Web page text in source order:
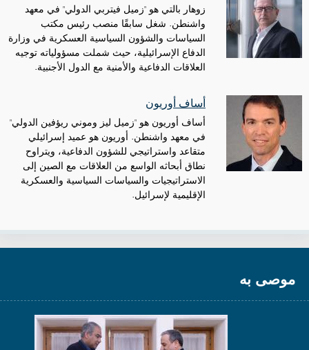
زوهار بالتي هو "زميل فيتربي الدولي" في معهد
واشنطن. شغل سابقًا منصب رئيس مكتب
السياسات والشؤون السياسية العسكرية في وزارة
الدفاع الإسرائيلية، حيث شملت مسؤولياته توجيه
العلاقات الدفاعية والأمنية مع الدول الأجنبية.
أساف أوريون
أساف أوريون هو "زميل ليز وموني ريؤفين الدولي"
في معهد واشنطن. أوريون هو عميد إسرائيلي
متقاعد واستراتيجي للشؤون الدفاعية، ويتراوح
نطاق أبحاثه الواسع من العلاقات مع الصين إلى
الاستراتيجيات والسياسات السياسية والعسكرية
الإقليمية لإسرائيل.
موصى به